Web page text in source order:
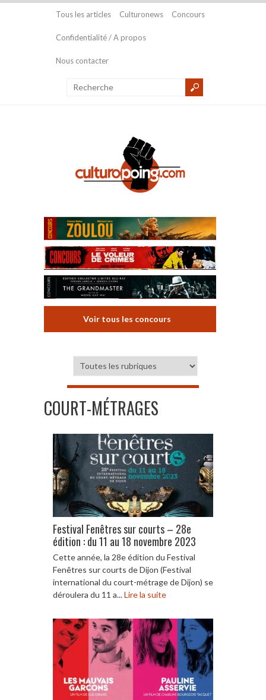
Tous les articles Culturonews Concours
Confidentialité / A propos
Nous contacter
Voir tous les concours
COURT-MÉTRAGES
Festival Fenêtres sur courts – 28e
édition : du 11 au 18 novembre 2023
Cette année, la 28e édition du Festival
Fenêtres sur courts de Dijon (Festival
international du court-métrage de Dijon) se
déroulera du 11 a...Lire la suite